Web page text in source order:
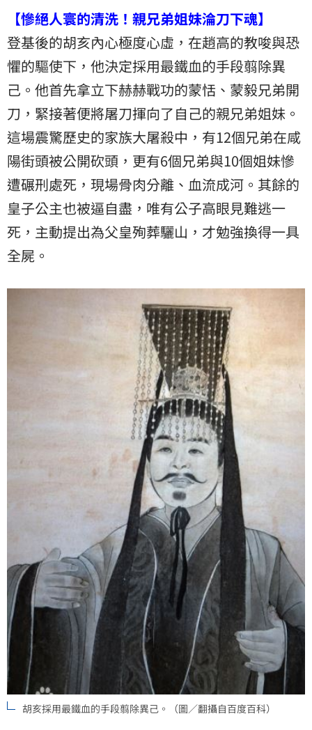
【慘絕人寰的清洗！親兄弟姐妹淪刀下魂】
登基後的胡亥內心極度心虛，在趙高的教唆與恐
懼的驅使下，他決定採用最鐵血的手段翦除異
己。他首先拿立下赫赫戰功的蒙恬、蒙毅兄弟開
刀，緊接著便將屠刀揮向了自己的親兄弟姐妹。
這場震驚歷史的家族大屠殺中，有12個兄弟在咸
陽街頭被公開砍頭，更有6個兄弟與10個姐妹慘
遭碾刑處死，現場骨肉分離、血流成河。其餘的
皇子公主也被逼自盡，唯有公子高眼見難逃一
死，主動提出為父皇殉葬驪山，才勉強換得一具
全屍。
胡亥採用最鐵血的手段翦除異己。（圖／翻攝自百度百科）